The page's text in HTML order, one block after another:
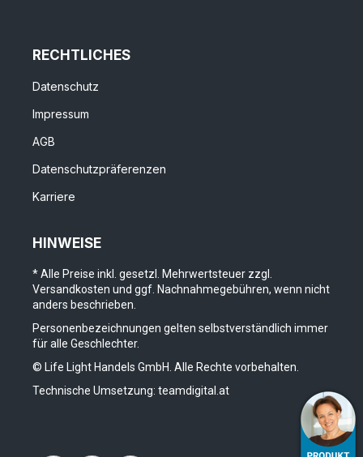
RECHTLICHES
Datenschutz
Impressum
AGB
Datenschutzpräferenzen
Karriere
HINWEISE
* Alle Preise inkl. gesetzl. Mehrwertsteuer zzgl.
Versandkosten und ggf. Nachnahmegebühren, wenn nicht
anders beschrieben.
Personenbezeichnungen gelten selbstverständlich immer
für alle Geschlechter.
© Life Light Handels GmbH. Alle Rechte vorbehalten.
Technische Umsetzung: teamdigital.at